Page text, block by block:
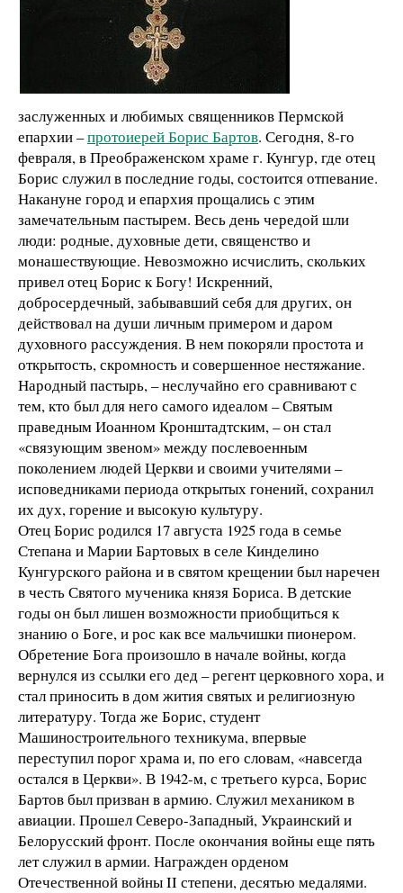
заслуженных и любимых священников Пермской
епархии –протоиерей Борис Бартов. Сегодня, 8-го
февраля, в Преображенском храме г. Кунгур, где отец
Борис служил в последние годы, состоится отпевание.
Накануне город и епархия прощались с этим
замечательным пастырем. Весь день чередой шли
люди: родные, духовные дети, священство и
монашествующие. Невозможно исчислить, скольких
привел отец Борис к Богу! Искренний,
добросердечный, забывавший себя для других, он
действовал на души личным примером и даром
духовного рассуждения. В нем покоряли простота и
открытость, скромность и совершенное нестяжание.
Народный пастырь, – неслучайно его сравнивают с
тем, кто был для него самого идеалом – Святым
праведным Иоанном Кронштадтским, – он стал
«связующим звеном» между послевоенным
поколением людей Церкви и своими учителями –
исповедниками периода открытых гонений, сохранил
их дух, горение и высокую культуру.
Отец Борис родился 17 августа 1925 года в семье
Степана и Марии Бартовых в селе Кинделино
Кунгурского района и в святом крещении был наречен
в честь Святого мученика князя Бориса. В детские
годы он был лишен возможности приобщиться к
знанию о Боге, и рос как все мальчишки пионером.
Обретение Бога произошло в начале войны, когда
вернулся из ссылки его дед – регент церковного хора, и
стал приносить в дом жития святых и религиозную
литературу. Тогда же Борис, студент
Машиностроительного техникума, впервые
переступил порог храма и, по его словам, «навсегда
остался в Церкви». В 1942-м, с третьего курса, Борис
Бартов был призван в армию. Служил механиком в
авиации. Прошел Северо-Западный, Украинский и
Белорусский фронт. После окончания войны еще пять
лет служил в армии. Награжден орденом
Отечественной войны II степени, десятью медалями.